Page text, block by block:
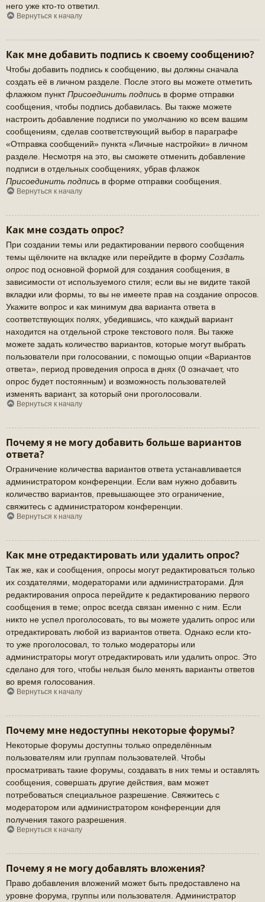
него уже кто-то ответил.
Вернуться к началу
Как мне добавить подпись к своему сообщению?
Чтобы добавить подпись к сообщению, вы должны сначала
создать её в личном разделе. После этого вы можете отметить
флажком пунктПрисоединить подпись в форме отправки
сообщения, чтобы подпись добавилась. Вы также можете
настроить добавление подписи по умолчанию ко всем вашим
сообщениям, сделав соответствующий выбор в параграфе
«Отправка сообщений» пункта «Личные настройки» в личном
разделе. Несмотря на это, вы сможете отменить добавление
подписи в отдельных сообщениях, убрав флажок
Присоединить подпись в форме отправки сообщения.
Вернуться к началу
Как мне создать опрос?
При создании темы или редактировании первого сообщения
темы щёлкните на вкладке или перейдите в форму Создать
опрос под основной формой для создания сообщения, в
зависимости от используемого стиля; если вы не видите такой
вкладки или формы, то вы не имеете прав на создание опросов.
Укажите вопрос и как минимум два варианта ответа в
соответствующих полях, убедившись, что каждый вариант
находится на отдельной строке текстового поля. Вы также
можете задать количество вариантов, которые могут выбрать
пользователи при голосовании, с помощью опции «Вариантов
ответа», период проведения опроса в днях (0 означает, что
опрос будет постоянным) и возможность пользователей
изменять вариант, за который они проголосовали.
Вернуться к началу
Почему я не могу добавить больше вариантов
ответа?
Ограничение количества вариантов ответа устанавливается
администратором конференции. Если вам нужно добавить
количество вариантов, превышающее это ограничение,
свяжитесь с администратором конференции.
Вернуться к началу
Как мне отредактировать или удалить опрос?
Так же, как и сообщения, опросы могут редактироваться только
их создателями, модераторами или администраторами. Для
редактирования опроса перейдите к редактированию первого
сообщения в теме; опрос всегда связан именно с ним. Если
никто не успел проголосовать, то вы можете удалить опрос или
отредактировать любой из вариантов ответа. Однако если кто-
то уже проголосовал, то только модераторы или
администраторы могут отредактировать или удалить опрос. Это
сделано для того, чтобы нельзя было менять варианты ответов
во время голосования.
Вернуться к началу
Почему мне недоступны некоторые форумы?
Некоторые форумы доступны только определённым
пользователям или группам пользователей. Чтобы
просматривать такие форумы, создавать в них темы и оставлять
сообщения, совершать другие действия, вам может
потребоваться специальное разрешение. Свяжитесь с
модератором или администратором конференции для
получения такого разрешения.
Вернуться к началу
Почему я не могу добавлять вложения?
Право добавления вложений может быть предоставлено на
уровне форума, группы или пользователя. Администратор